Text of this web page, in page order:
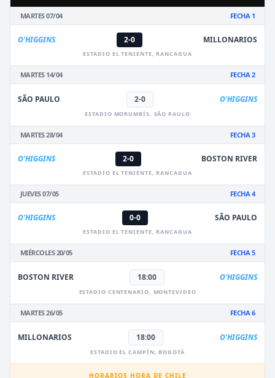
MARTES 07/04 FECHA 1
O'HIGGINS 2-0 MILLONARIOS
ESTADIO EL TENIENTE, RANCAGUA
MARTES 14/04 FECHA 2
SÃO PAULO 2-0 O'HIGGINS
ESTADIO MORUMBÍS, SÃO PAULO
MARTES 28/04 FECHA 3
O'HIGGINS 2-0 BOSTON RIVER
ESTADIO EL TENIENTE, RANCAGUA
JUEVES 07/05 FECHA 4
O'HIGGINS 0-0 SÃO PAULO
ESTADIO EL TENIENTE, RANCAGUA
MIÉRCOLES 20/05 FECHA 5
BOSTON RIVER 18:00 O'HIGGINS
ESTADIO CENTENARIO, MONTEVIDEO
MARTES 26/05 FECHA 6
MILLONARIOS 18:00 O'HIGGINS
ESTADIO EL CAMPÍN, BOGOTÁ
HORARIOS HORA DE CHILE